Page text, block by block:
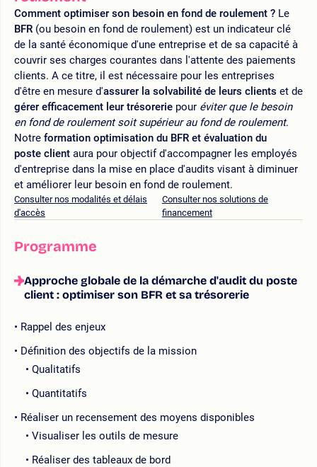
Comment optimiser son besoin en fond de roulement ? Le
BFR (ou besoin en fond de roulement) est un indicateur clé
de la santé économique d'une entreprise et de sa capacité à
couvrir ses charges courantes dans l'attente des paiements
clients. A ce titre, il est nécessaire pour les entreprises
d'être en mesure d'assurer la solvabilité de leurs clients et de
gérer efficacement leur trésorerie pour éviter que le besoin
en fond de roulement soit supérieur au fond de roulement.
Notre formation optimisation du BFR et évaluation du
poste client aura pour objectif d'accompagner les employés
d'entreprise dans la mise en place d'audits visant à diminuer
et améliorer leur besoin en fond de roulement.
Consulter nos modalités et délais
d'accès
Consulter nos solutions de
financement
Programme
Approche globale de la démarche d'audit du poste
client : optimiser son BFR et sa trésorerie
Rappel des enjeux
Définition des objectifs de la mission
Qualitatifs
Quantitatifs
Réaliser un recensement des moyens disponibles
Visualiser les outils de mesure
Réaliser des tableaux de bord